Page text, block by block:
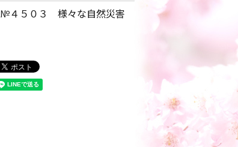
№４５０３ 様々な自然災害